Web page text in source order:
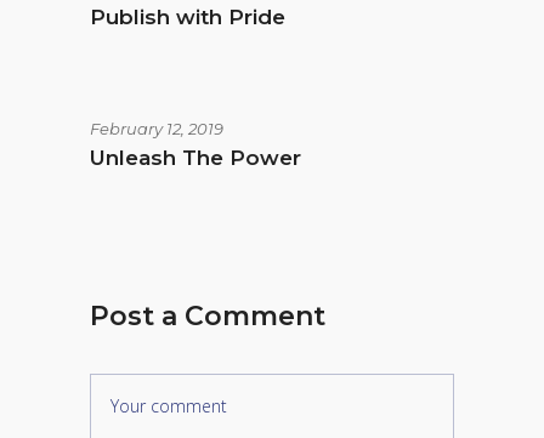
Publish with Pride
February 12, 2019
Unleash The Power
Post a Comment